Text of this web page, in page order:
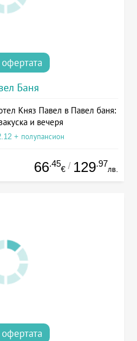
Баня
Княз Павел в Павел баня:
и вечеря
+ полупансион
66.45
€ / 129.97
лв.